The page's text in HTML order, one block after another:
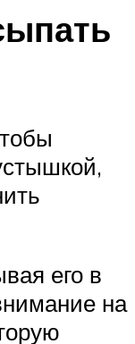
его в
на